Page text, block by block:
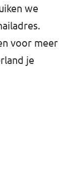
we
voor meer
je